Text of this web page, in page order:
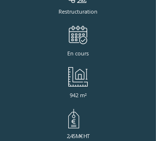
Restructuration
En cours
942 m²
2,45 M€ HT